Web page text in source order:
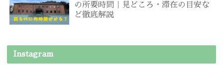
の所要時間｜見どころ・滞在の目安な
ど徹底解説
Instagram